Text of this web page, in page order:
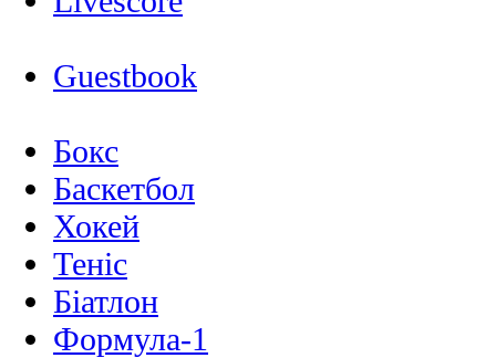
Guestbook
Бокс
Баскетбол
Хокей
Теніс
Біатлон
Формула-1